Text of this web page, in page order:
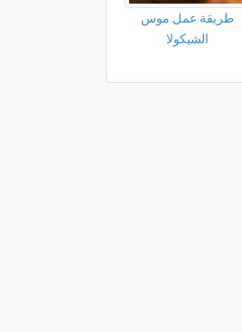
طريقة عمل موس
الشيكولا